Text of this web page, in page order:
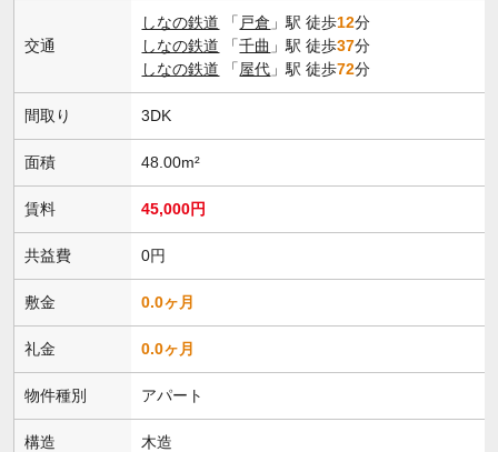
交通
しなの鉄道 「 戸倉 」駅 徒歩12分
しなの鉄道 「千曲 」駅 徒歩37分
しなの鉄道 「屋代 」駅 徒歩72分
間取り 3DK
面積 48.00m²
賃料 45,000円
共益費 0円
敷金 0.0ヶ月
礼金 0.0ヶ月
物件種別 アパート
構造 木造